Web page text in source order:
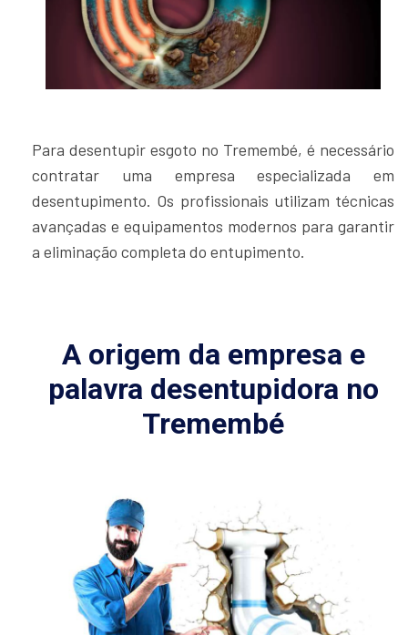
Para desentupir esgoto no Tremembé, é necessário
contratar uma empresa especializada em
desentupimento. Os profissionais utilizam técnicas
avançadas e equipamentos modernos para garantir
a eliminação completa do entupimento.
A origem da empresa e
palavra desentupidora no
Tremembé